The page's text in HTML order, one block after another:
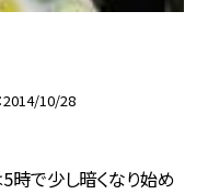
2014/10/28
時で少し暗くなり始め